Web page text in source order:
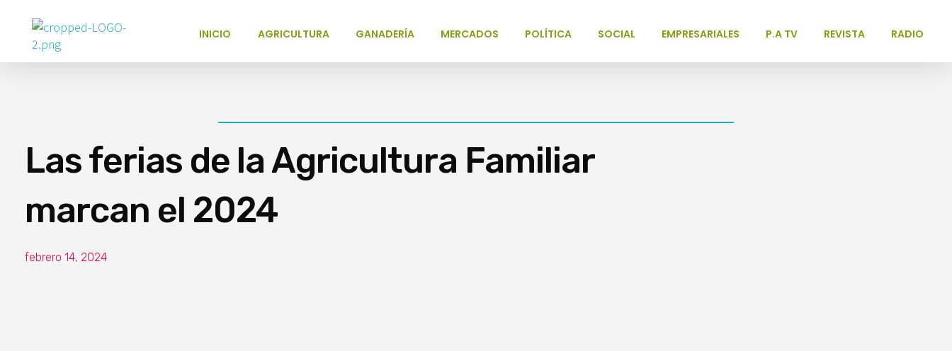
Poder Agropecuario
INICIO AGRICULTURA GANADERÍA MERCADOS POLÍTICA SOCIAL EMPRESARIALES P.A TV REVISTA RADIO
Las ferias de la Agricultura Familiar
marcan el 2024
febrero 14, 2024